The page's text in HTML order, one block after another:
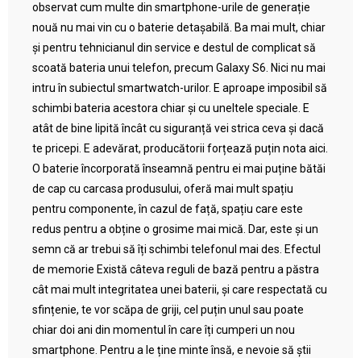
observat cum multe din smartphone-urile de generație
nouă nu mai vin cu o baterie detașabilă. Ba mai mult, chiar
și pentru tehnicianul din service e destul de complicat să
scoată bateria unui telefon, precum Galaxy S6. Nici nu mai
intru în subiectul smartwatch-urilor. E aproape imposibil să
schimbi bateria acestora chiar și cu uneltele speciale. E
atât de bine lipită încât cu siguranță vei strica ceva și dacă
te pricepi. E adevărat, producătorii forțează puțin nota aici.
O baterie încorporată înseamnă pentru ei mai puține bătăi
de cap cu carcasa produsului, oferă mai mult spațiu
pentru componente, în cazul de față, spațiu care este
redus pentru a obține o grosime mai mică. Dar, este și un
semn că ar trebui să îți schimbi telefonul mai des. Efectul
de memorie Există câteva reguli de bază pentru a păstra
cât mai mult integritatea unei baterii, și care respectată cu
sfințenie, te vor scăpa de griji, cel puțin unul sau poate
chiar doi ani din momentul în care îți cumperi un nou
smartphone. Pentru a le ține minte însă, e nevoie să știi